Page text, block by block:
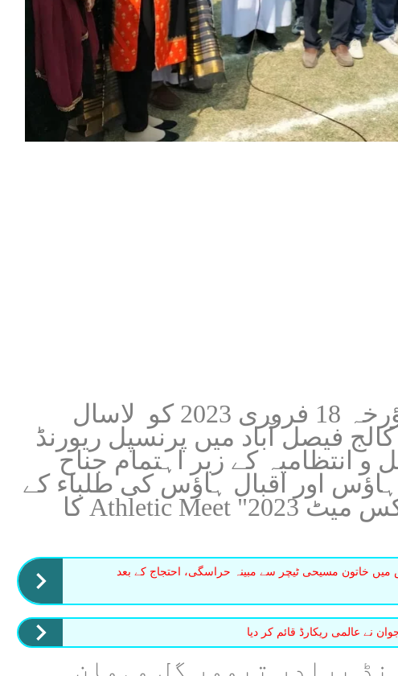
مؤرخہ 18 فروری 2023 کو لاسال
فیصل آباد میں پرنسپل ریورنڈ
و انتظامیہ کے زیر اہتمام جناح
اور اقبال ہاؤس کی طلباء کے
" اتھلیٹکس میٹ 2023" Athletic Meet کا
میں خاتون مسیحی ٹیچر سے مبینہ حراسگی، احتجاج کے بعد
نے عالمی ریکارڈ قائم کر دیا
برادر تیمور گل مہمانِ